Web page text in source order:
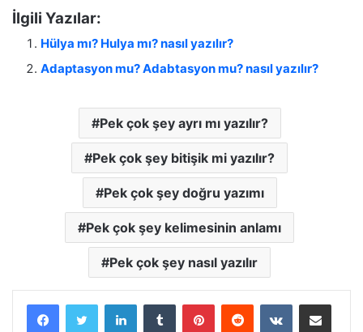
İlgili Yazılar:
Hülya mı? Hulya mı? nasıl yazılır?
Adaptasyon mu? Adabtasyon mu? nasıl yazılır?
Pek çok şey ayrı mı yazılır?
Pek çok şey bitişik mi yazılır?
Pek çok şey doğru yazımı
Pek çok şey kelimesinin anlamı
Pek çok şey nasıl yazılır
LinkedInTumblr PinterestReddit VKontakteE-Posta ile paylaş